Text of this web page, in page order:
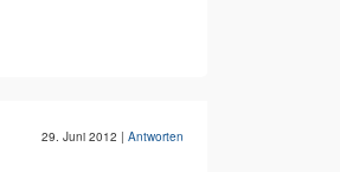
29. Juni 2012 | Antworten